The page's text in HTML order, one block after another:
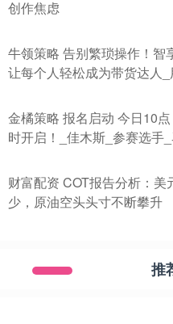
创作焦虑
牛领策略 告别繁琐操作！智
让每个人轻松成为带货达人
金橘策略 报名启动 今日10
时开启！_佳木斯_参赛选手
财富配资 COT报告分析：美
少，原油空头头寸不断攀升
推